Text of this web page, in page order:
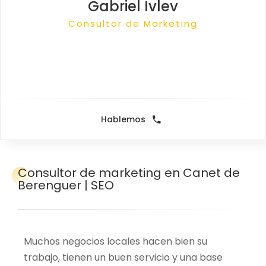
Gabriel Ivlev
Consultor SEO
Consultor de Marketing
Hablemos
Consultor de marketing en Canet de
Berenguer | SEO
Muchos negocios locales hacen bien su
trabajo, tienen un buen servicio y una base